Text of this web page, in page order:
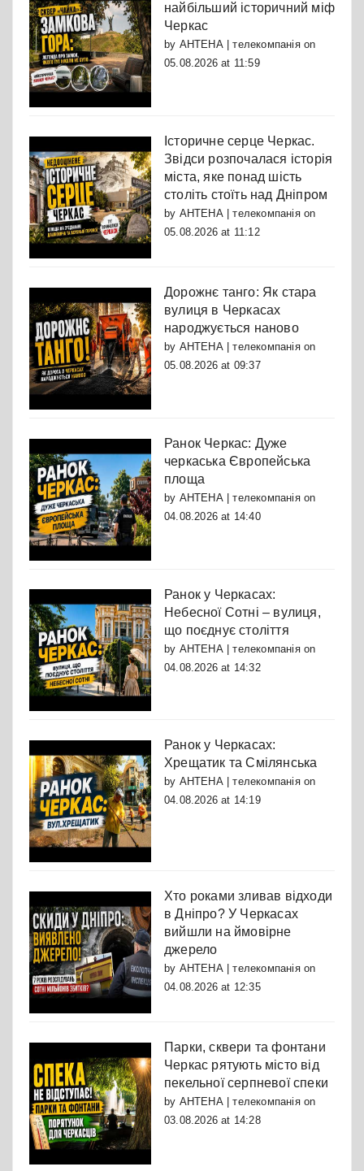
найбільший історичний міф
Черкас
by АНТЕНА | телекомпаніяon
05.08.2026 at 11:59
Історичне серце Черкас.
Звідси розпочалася історія
міста, яке понад шість
століть стоїть над Дніпром
by АНТЕНА | телекомпаніяon
05.08.2026 at 11:12
Дорожнє танго: Як стара
вулиця в Черкасах
народжується наново
by АНТЕНА | телекомпаніяon
05.08.2026 at 09:37
Ранок Черкас: Дуже
черкаська Європейська
площа
by АНТЕНА | телекомпаніяon
04.08.2026 at 14:40
Ранок у Черкасах:
Небесної Сотні – вулиця,
що поєднує століття
by АНТЕНА | телекомпаніяon
04.08.2026 at 14:32
Ранок у Черкасах:
Хрещатик та Смілянська
by АНТЕНА | телекомпаніяon
04.08.2026 at 14:19
Хто роками зливав відходи
в Дніпро? У Черкасах
вийшли на ймовірне
джерело
by АНТЕНА | телекомпаніяon
04.08.2026 at 12:35
Парки, сквери та фонтани
Черкас рятують місто від
пекельної серпневої спеки
by АНТЕНА | телекомпаніяon
03.08.2026 at 14:28